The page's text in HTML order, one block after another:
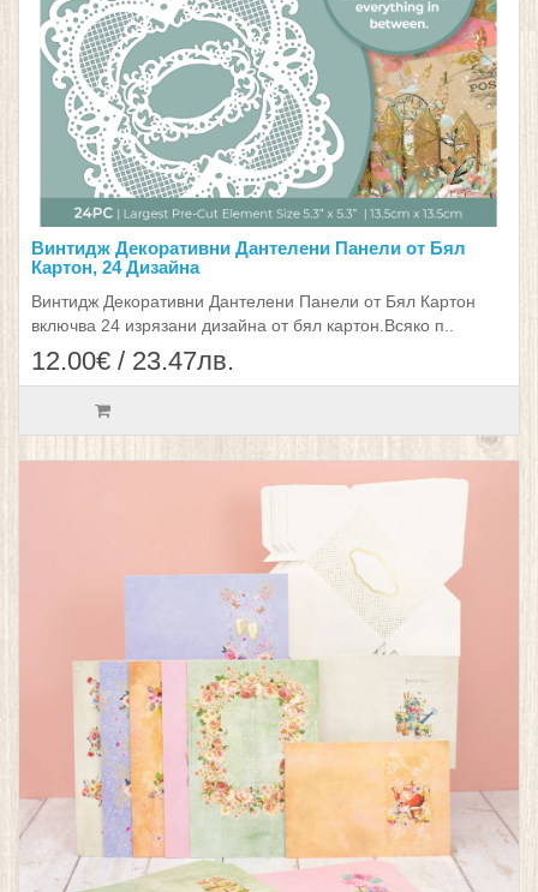
Винтидж Декоративни Дантелени Панели от Бял
Картон, 24 Дизайна
Винтидж Декоративни Дантелени Панели от Бял Картон
включва 24 изрязани дизайна от бял картон.Всяко п..
12.00€ / 23.47лв.